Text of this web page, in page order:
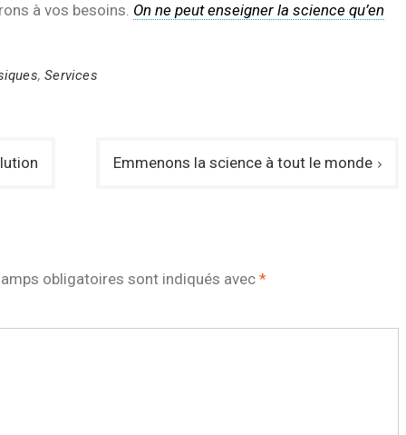
à vos besoins. On ne peut enseigner la science qu’en
,Services
Emmenons la science à tout le monde
obligatoires sont indiqués avec *